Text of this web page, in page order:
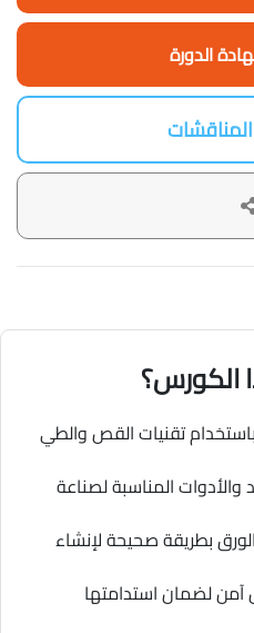
الدورة
الكورس؟
تقنيات القص والطي
والأدوات المناسبة لصناعة
بطريقة صحيحة لإنشاء
آمن لضمان استدامتها